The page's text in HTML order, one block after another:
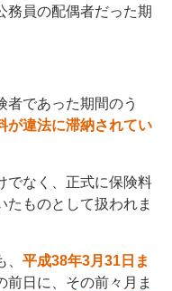
務員の配偶者だった期
者であった期間のう
が違法に滞納されてい
でなく、正式に保険料
たものとして扱われま
平成38年3月31日ま
前日に、その前々月ま